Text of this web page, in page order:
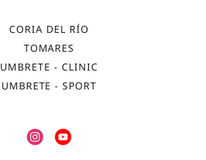
CORIA DEL RÍO
TOMARES
UMBRETE - CLINIC
UMBRETE - SPORT